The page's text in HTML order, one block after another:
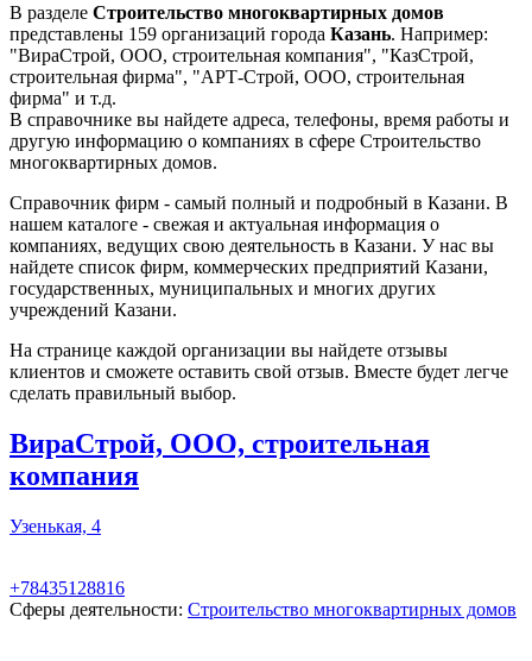
В разделе Строительство многоквартирных домов
представлены 159 организаций города Казань. Например:
"ВираСтрой, ООО, строительная компания", "КазСтрой,
строительная фирма", "АРТ-Строй, ООО, строительная
фирма" и т.д.
В справочнике вы найдете адреса, телефоны, время работы и
другую информацию о компаниях в сфере Строительство
многоквартирных домов.
Справочник фирм - самый полный и подробный в Казани. В
нашем каталоге - свежая и актуальная информация о
компаниях, ведущих свою деятельность в Казани. У нас вы
найдете список фирм, коммерческих предприятий Казани,
государственных, муниципальных и многих других
учреждений Казани.
На странице каждой организации вы найдете отзывы
клиентов и сможете оставить свой отзыв. Вместе будет легче
сделать правильный выбор.
ВираСтрой, ООО, строительная
компания
Узенькая, 4
+78435128816
Сферы деятельности: Строительство многоквартирных домов